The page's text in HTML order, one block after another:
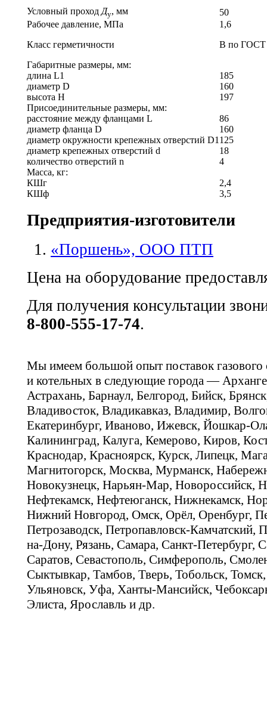
Условный проход Ду, мм
50
Рабочее давление, МПа
1,6
Класс герметичности
В по ГОСТ
Габаритные размеры, мм:
длина L1
185
диаметр D
160
высота H
197
Присоединительные размеры, мм:
расстояние между фланцами L
86
диаметр фланца D
160
диаметр окружности крепежных отверстий D1 125
диаметр крепежных отверстий d
18
количество отверстий n
4
Масса, кг:
КШг
2,4
КШф
3,5
Предприятия-изготовители
«Поршень», ООО ПТП
Цена на оборудование
Для получения консультации
8-800-555-17-74.
Мы имеем большой опыт поставок газового
и котельных в следующие города —
Астрахань, Барнаул, Белгород, Бийск,
Владивосток, Владикавказ, Владимир,
Екатеринбург, Иваново, Ижевск, Йошкар-
Калининград, Калуга, Кемерово, Киров,
Краснодар, Красноярск, Курск, Липецк,
Магнитогорск, Москва, Мурманск,
Новокузнецк, Нарьян-Мар, Новороссийск,
Нефтекамск, Нефтеюганск, Нижнекамск,
Нижний Новгород, Омск, Орёл, Оренбург,
Петрозаводск, Петропавловск-Камчатский,
на-Дону, Рязань, Самара, Санкт-Петербург,
Саратов, Севастополь, Симферополь,
Сыктывкар, Тамбов, Тверь, Тобольск,
Ульяновск, Уфа, Ханты-Мансийск,
Элиста, Ярославль и др.